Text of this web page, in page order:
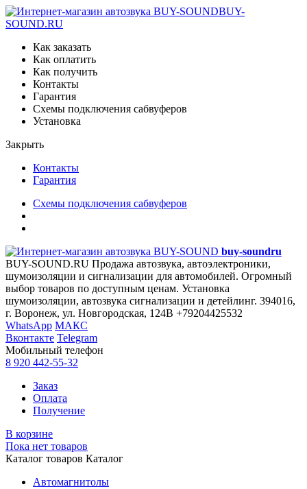
BUY-
SOUND.RU
Как заказать
Как оплатить
Как получить
Контакты
Гарантия
Схемы подключения сабвуферов
Установка
Закрыть
Контакты
Гарантия
Схемы подключения сабвуферов
buy-soundru
BUY-SOUND.RU Продажа автозвука, автоэлектроники,
шумоизоляции и сигнализации для автомобилей. Огромный
выбор товаров по доступным ценам. Установка
шумоизоляции, автозвука сигнализации и детейлинг. 394016,
г. Воронеж, ул. Новгородская, 124В +79204425532
WhatsApp МАКС
Вконтакте Telegram
Мобильный телефон
8 920 442-55-32
Заказ
Оплата
Получение
В корзине
Пока нет товаров
Каталог товаров Каталог
Автомагнитолы